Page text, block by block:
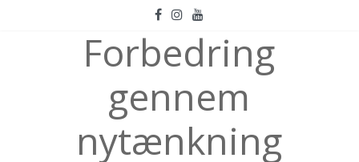
Forbedring
gennem
nytænkning